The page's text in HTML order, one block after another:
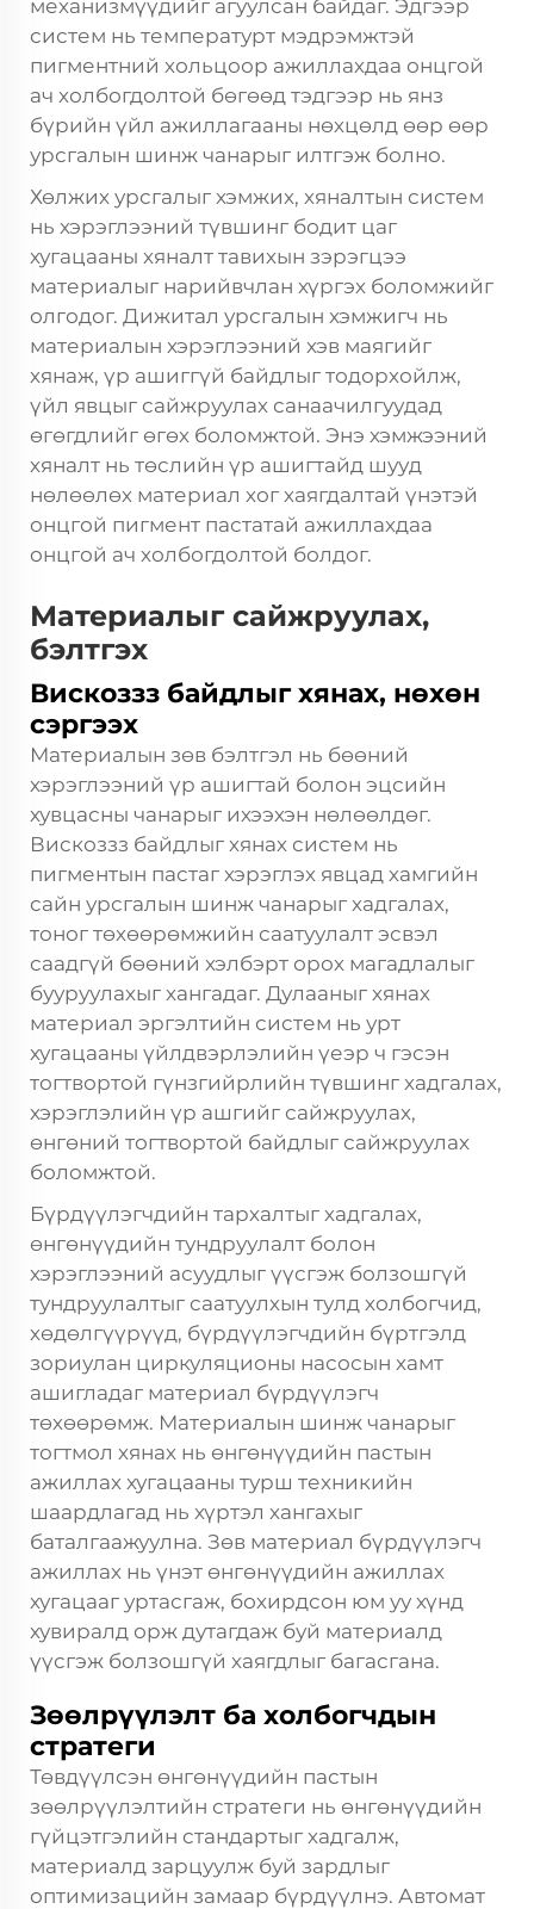
механизмүүдийг агуулсан байдаг. Эдгээр
систем нь температурт мэдрэмжтэй
пигментний хольцоор ажиллахдаа онцгой
ач холбогдолтой бөгөөд тэдгээр нь янз
бүрийн үйл ажиллагааны нөхцөлд өөр өөр
урсгалын шинж чанарыг илтгэж болно.
Хөлжих урсгалыг хэмжих, хяналтын систем
нь хэрэглээний түвшинг бодит цаг
хугацааны хяналт тавихын зэрэгцээ
материалыг нарийвчлан хүргэх боломжийг
олгодог. Дижитал урсгалын хэмжигч нь
материалын хэрэглээний хэв маягийг
хянаж, үр ашиггүй байдлыг тодорхойлж,
үйл явцыг сайжруулах санаачилгуудад
өгөгдлийг өгөх боломжтой. Энэ хэмжээний
хяналт нь төслийн үр ашигтайд шууд
нөлөөлөх материал хог хаягдалтай үнэтэй
онцгой пигмент пастатай ажиллахдаа
онцгой ач холбогдолтой болдог.
Материалыг сайжруулах,
бэлтгэх
Вискоззз байдлыг хянах, нөхөн
сэргээх
Материалын зөв бэлтгэл нь бөөний
хэрэглээний үр ашигтай болон эцсийн
хувцасны чанарыг ихээхэн нөлөөлдөг.
Вискоззз байдлыг хянах систем нь
пигментын пастаг хэрэглэх явцад хамгийн
сайн урсгалын шинж чанарыг хадгалах,
тоног төхөөрөмжийн саатуулалт эсвэл
саадгүй бөөний хэлбэрт орох магадлалыг
бууруулахыг хангадаг. Дулааныг хянах
материал эргэлтийн систем нь урт
хугацааны үйлдвэрлэлийн үеэр ч гэсэн
тогтвортой гүнзгийрлийн түвшинг хадгалах,
хэрэглэлийн үр ашгийг сайжруулах,
өнгөний тогтвортой байдлыг сайжруулах
боломжтой.
Бүрдүүлэгчдийн тархалтыг хадгалах,
өнгөнүүдийн тундруулалт болон
хэрэглээний асуудлыг үүсгэж болзошгүй
тундруулалтыг саатуулхын тулд холбогчид,
хөдөлгүүрүүд, бүрдүүлэгчдийн бүртгэлд
зориулан циркуляционы насосын хамт
ашигладаг материал бүрдүүлэгч
төхөөрөмж. Материалын шинж чанарыг
тогтмол хянах нь өнгөнүүдийн пастын
ажиллах хугацааны турш техникийн
шаардлагад нь хүртэл хангахыг
баталгаажуулна. Зөв материал бүрдүүлэгч
ажиллах нь үнэт өнгөнүүдийн ажиллах
хугацааг уртасгаж, бохирдсон юм уу хүнд
хувиралд орж дутагдаж буй материалд
үүсгэж болзошгүй хаягдлыг багасгана.
Зөөлрүүлэлт ба холбогчдын
стратеги
Төвдүүлсэн өнгөнүүдийн пастын
зөөлрүүлэлтийн стратеги нь өнгөнүүдийн
гүйцэтгэлийн стандартыг хадгалж,
материалд зарцуулж буй зардлыг
оптимизацийн замаар бүрдүүлнэ. Автомат